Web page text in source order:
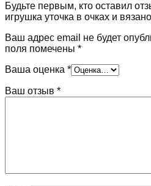
Будьте первым, кто оставил
игрушка уточка в очках и
Ваш адрес email не будет
поля помечены *
Ваша оценка *
Ваш отзыв *